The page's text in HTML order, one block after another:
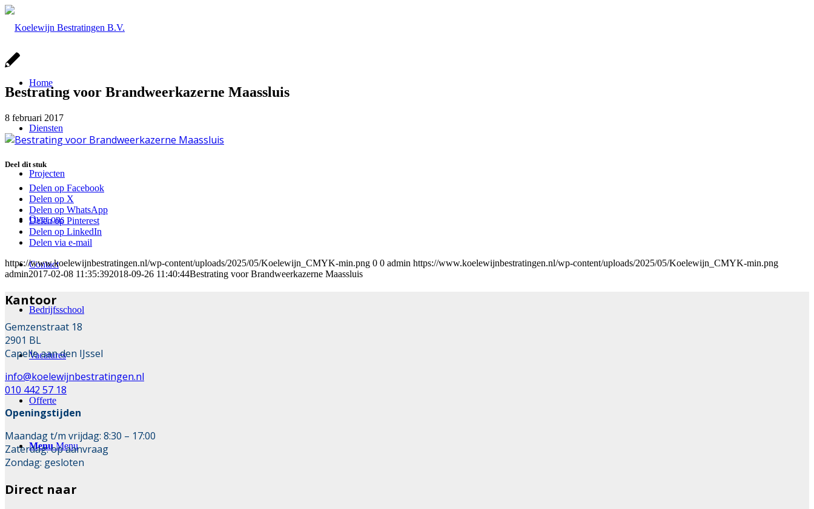
Home
Diensten
Projecten
Over ons
Contact
Bedrijfsschool
Vacatures
Offerte
Menu Menu
Bestrating voor Brandweerkazerne Maassluis
8 februari 2017
Deel dit stuk
Delen op Facebook
Delen op X
Delen op WhatsApp
Delen op Pinterest
Delen op LinkedIn
Delen via e-mail
https://www.koelewijnbestratingen.nl/wp-content/uploads/2025/05/Koelewijn_CMYK-min.png 0 0 admin https://www.koelewijnbestratingen.nl/wp-content/uploads/2025/05/Koelewijn_CMYK-min.png
admin2017-02-08 11:35:392018-09-26 11:40:44Bestrating voor Brandweerkazerne Maassluis
Kantoor
Gemzenstraat 18
2901 BL
Capelle aan den IJssel
info@koelewijnbestratingen.nl
010 442 57 18
Openingstijden
Maandag t/m vrijdag: 8:30 – 17:00
Zaterdag: op aanvraag
Zondag: gesloten
Direct naar